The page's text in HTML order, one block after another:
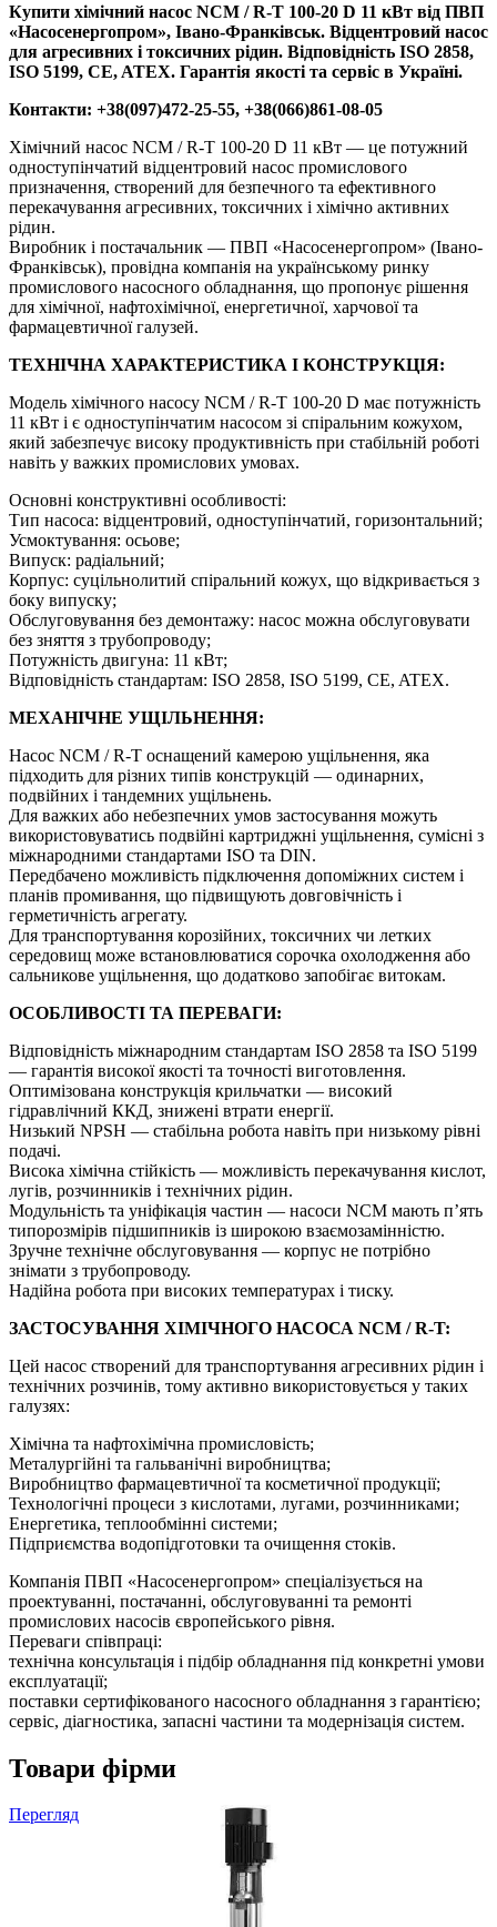
Купити хімічний насос NCM / R-T 100-20 D 11 кВт від ПВП
«Насосенергопром», Івано-Франківськ. Відцентровий насос
для агресивних і токсичних рідин. Відповідність ISO 2858,
ISO 5199, CE, ATEX. Гарантія якості та сервіс в Україні.
Контакти: +38(097)472-25-55, +38(066)861-08-05
Хімічний насос NCM / R-T 100-20 D 11 кВт — це потужний
одноступінчатий відцентровий насос промислового
призначення, створений для безпечного та ефективного
перекачування агресивних, токсичних і хімічно активних
рідин.
Виробник і постачальник — ПВП «Насосенергопром» (Івано-
Франківськ), провідна компанія на українському ринку
промислового насосного обладнання, що пропонує рішення
для хімічної, нафтохімічної, енергетичної, харчової та
фармацевтичної галузей.
ТЕХНІЧНА ХАРАКТЕРИСТИКА І КОНСТРУКЦІЯ:
Модель хімічного насосу NCM / R-T 100-20 D має потужність
11 кВт і є одноступінчатим насосом зі спіральним кожухом,
який забезпечує високу продуктивність при стабільній роботі
навіть у важких промислових умовах.
Основні конструктивні особливості:
Тип насоса: відцентровий, одноступінчатий, горизонтальний;
Усмоктування: осьове;
Випуск: радіальний;
Корпус: суцільнолитий спіральний кожух, що відкривається з
боку випуску;
Обслуговування без демонтажу: насос можна обслуговувати
без зняття з трубопроводу;
Потужність двигуна: 11 кВт;
Відповідність стандартам: ISO 2858, ISO 5199, CE, ATEX.
МЕХАНІЧНЕ УЩІЛЬНЕННЯ:
Насос NCM / R-T оснащений камерою ущільнення, яка
підходить для різних типів конструкцій — одинарних,
подвійних і тандемних ущільнень.
Для важких або небезпечних умов застосування можуть
використовуватись подвійні картриджні ущільнення, сумісні з
міжнародними стандартами ISO та DIN.
Передбачено можливість підключення допоміжних систем і
планів промивання, що підвищують довговічність і
герметичність агрегату.
Для транспортування корозійних, токсичних чи летких
середовищ може встановлюватися сорочка охолодження або
сальникове ущільнення, що додатково запобігає витокам.
ОСОБЛИВОСТІ ТА ПЕРЕВАГИ:
Відповідність міжнародним стандартам ISO 2858 та ISO 5199
— гарантія високої якості та точності виготовлення.
Оптимізована конструкція крильчатки — високий
гідравлічний ККД, знижені втрати енергії.
Низький NPSH — стабільна робота навіть при низькому рівні
подачі.
Висока хімічна стійкість — можливість перекачування кислот,
лугів, розчинників і технічних рідин.
Модульність та уніфікація частин — насоси NCM мають п’ять
типорозмірів підшипників із широкою взаємозамінністю.
Зручне технічне обслуговування — корпус не потрібно
знімати з трубопроводу.
Надійна робота при високих температурах і тиску.
ЗАСТОСУВАННЯ ХІМІЧНОГО НАСОСА NCM / R-T:
Цей насос створений для транспортування агресивних рідин і
технічних розчинів, тому активно використовується у таких
галузях:
Хімічна та нафтохімічна промисловість;
Металургійні та гальванічні виробництва;
Виробництво фармацевтичної та косметичної продукції;
Технологічні процеси з кислотами, лугами, розчинниками;
Енергетика, теплообмінні системи;
Підприємства водопідготовки та очищення стоків.
Компанія ПВП «Насосенергопром» спеціалізується на
проектуванні, постачанні, обслуговуванні та ремонті
промислових насосів європейського рівня.
Переваги співпраці:
технічна консультація і підбір обладнання під конкретні умови
експлуатації;
поставки сертифікованого насосного обладнання з гарантією;
сервіс, діагностика, запасні частини та модернізація систем.
Товари фірми
Перегляд